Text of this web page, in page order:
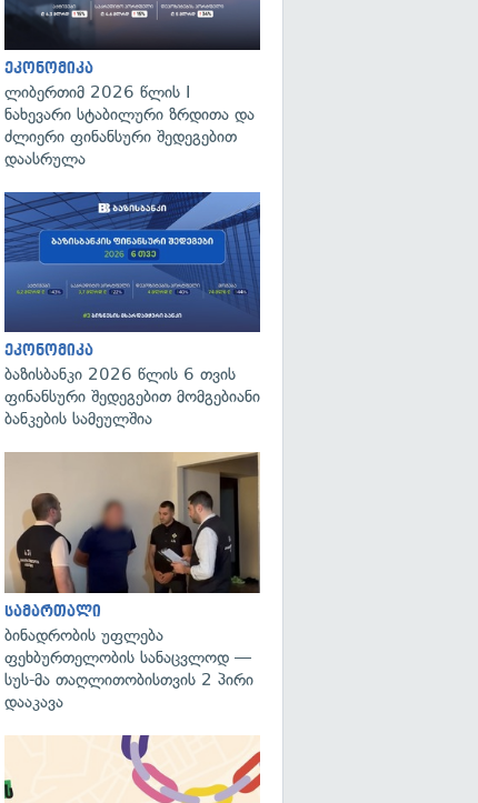
გადახედვა
ეკონომიკა
ლიბერთიმ 2026 წლის I
ნახევარი სტაბილური ზრდითა და
ძლიერი ფინანსური შედეგებით
დაასრულა
ეკონომიკა
ბაზისბანკი 2026 წლის 6 თვის
ფინანსური შედეგებით მომგებიანი
ბანკების სამეულშია
სამართალი
ბინადრობის უფლება
ფეხბურთელობის სანაცვლოდ —
სუს-მა თაღლითობისთვის 2 პირი
დააკავა